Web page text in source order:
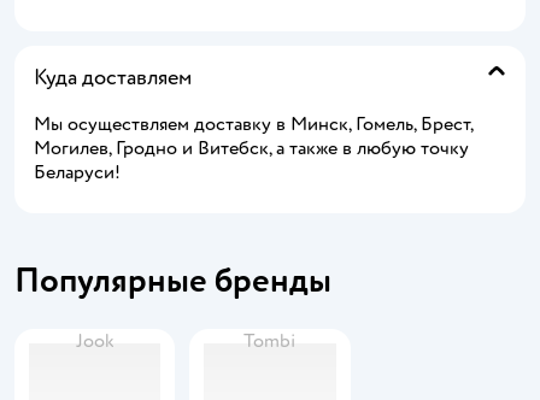
Куда доставляем
Мы осуществляем доставку в Минск, Гомель, Брест,
Могилев, Гродно и Витебск, а также в любую точку
Беларуси!
Популярные бренды
Jook Tombi